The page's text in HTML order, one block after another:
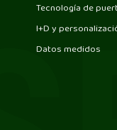
Tecnología de
I+D y
Datos medidos